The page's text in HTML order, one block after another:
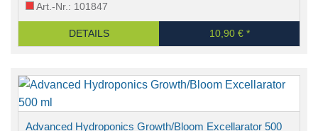
Art.-Nr.: 101847
DETAILS 10,90 € *
Advanced Hydroponics Growth/Bloom Excellarator 500